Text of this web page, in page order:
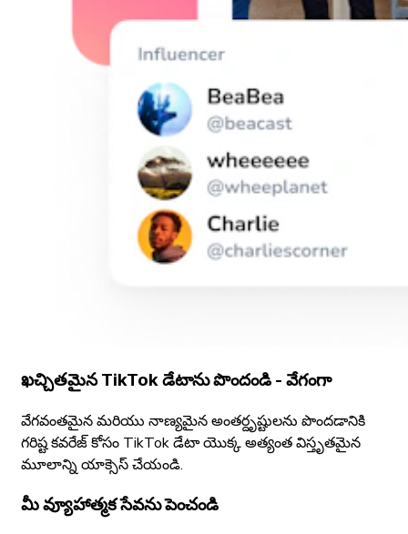
ఖచ్చితమైన TikTok డేటాను పొందండి - వేగంగా
వేగవంతమైన మరియు నాణ్యమైన అంతర్దృష్టులను పొందడానికి
గరిష్ట కవరేజ్ కోసం TikTok డేటా యొక్క అత్యంత విస్తృతమైన
మూలాన్ని యాక్సెస్ చేయండి.
మీ వ్యూహాత్మక సేవను పెంచండి